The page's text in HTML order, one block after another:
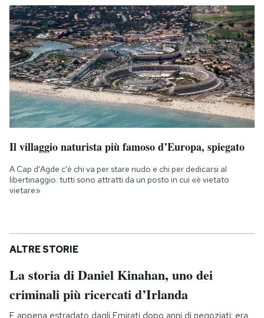
Il villaggio naturista più famoso d’Europa, spiegato
A Cap d'Agde c'è chi va per stare nudo e chi per dedicarsi al
libertinaggio: tutti sono attratti da un posto in cui «è vietato
vietare»
ALTRE STORIE
La storia di Daniel Kinahan, uno dei
criminali più ricercati d’Irlanda